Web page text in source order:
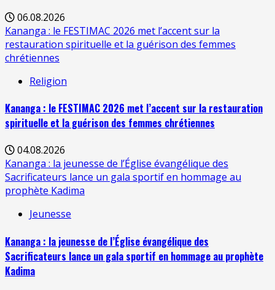
06.08.2026
Kananga : le FESTIMAC 2026 met l’accent sur la
restauration spirituelle et la guérison des femmes
chrétiennes
Religion
Kananga : le FESTIMAC 2026 met l’accent sur la restauration
spirituelle et la guérison des femmes chrétiennes
04.08.2026
Kananga : la jeunesse de l’Église évangélique des
Sacrificateurs lance un gala sportif en hommage au
prophète Kadima
Jeunesse
Kananga : la jeunesse de l’Église évangélique des
Sacrificateurs lance un gala sportif en hommage au prophète
Kadima